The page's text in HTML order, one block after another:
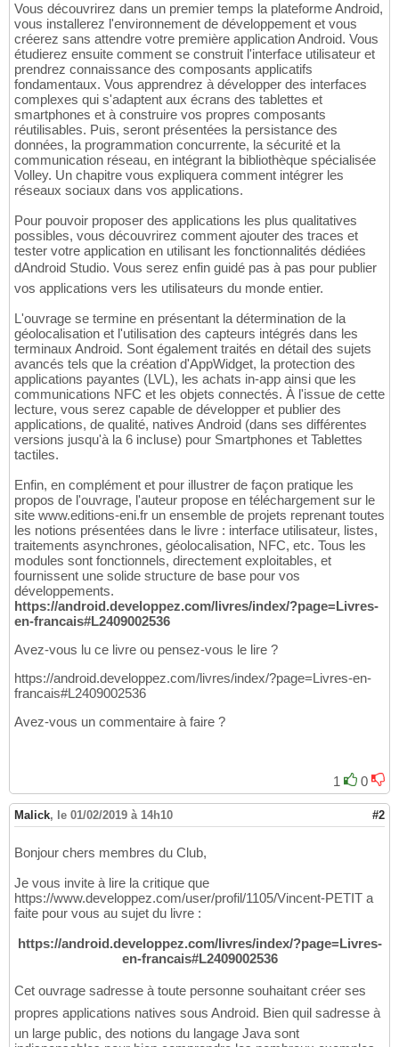
Vous découvrirez dans un premier temps la plateforme Android,
vous installerez l'environnement de développement et vous
créerez sans attendre votre première application Android. Vous
étudierez ensuite comment se construit l'interface utilisateur et
prendrez connaissance des composants applicatifs
fondamentaux. Vous apprendrez à développer des interfaces
complexes qui s'adaptent aux écrans des tablettes et
smartphones et à construire vos propres composants
réutilisables. Puis, seront présentées la persistance des
données, la programmation concurrente, la sécurité et la
communication réseau, en intégrant la bibliothèque spécialisée
Volley. Un chapitre vous expliquera comment intégrer les
réseaux sociaux dans vos applications.
Pour pouvoir proposer des applications les plus qualitatives
possibles, vous découvrirez comment ajouter des traces et
tester votre application en utilisant les fonctionnalités dédiées
dAndroid Studio. Vous serez enfin guidé pas à pas pour publier
vos applications vers les utilisateurs du monde entier.
L'ouvrage se termine en présentant la détermination de la
géolocalisation et l'utilisation des capteurs intégrés dans les
terminaux Android. Sont également traités en détail des sujets
avancés tels que la création d'AppWidget, la protection des
applications payantes (LVL), les achats in-app ainsi que les
communications NFC et les objets connectés. À l'issue de cette
lecture, vous serez capable de développer et publier des
applications, de qualité, natives Android (dans ses différentes
versions jusqu'à la 6 incluse) pour Smartphones et Tablettes
tactiles.
Enfin, en complément et pour illustrer de façon pratique les
propos de l'ouvrage, l'auteur propose en téléchargement sur le
site www.editions-eni.fr un ensemble de projets reprenant toutes
les notions présentées dans le livre : interface utilisateur, listes,
traitements asynchrones, géolocalisation, NFC, etc. Tous les
modules sont fonctionnels, directement exploitables, et
fournissent une solide structure de base pour vos
développements.
https://android.developpez.com/livres/index/?page=Livres-
en-francais#L2409002536
Avez-vous lu ce livre ou pensez-vous le lire ?
https://android.developpez.com/livres/index/?page=Livres-en-
francais#L2409002536
Avez-vous un commentaire à faire ?
1 0
Malick, le 01/02/2019 à 14h10 #2
Bonjour chers membres du Club,
Je vous invite à lire la critique que
https://www.developpez.com/user/profil/1105/Vincent-PETIT a
faite pour vous au sujet du livre :
https://android.developpez.com/livres/index/?page=Livres-
en-francais#L2409002536
Cet ouvrage sadresse à toute personne souhaitant créer ses
propres applications natives sous Android. Bien quil sadresse à
un large public, des notions du langage Java sont